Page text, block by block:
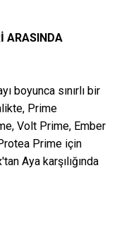
ARASINDA
boyunca sınırlı bir
Prime
Volt Prime, Ember
Prime için
Aya karşılığında